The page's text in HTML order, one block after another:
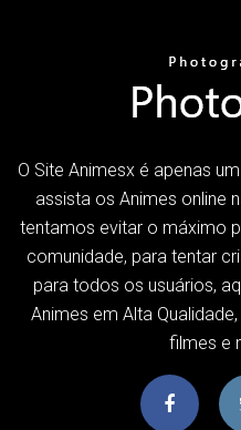
O Site Animesx é apenas
assista os Animes online
tentamos evitar o máximo
comunidade, para tentar
para todos os usuários,
Animes em Alta
filmes e